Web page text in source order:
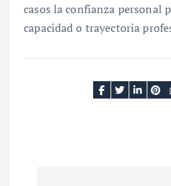
casos la confianza personal
capacidad o trayectoria